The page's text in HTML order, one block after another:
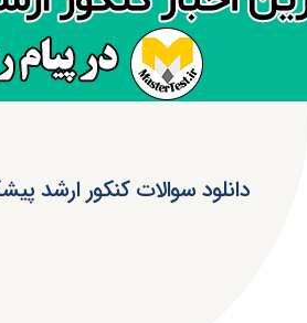
دانلود سوالات کنکور ارشد